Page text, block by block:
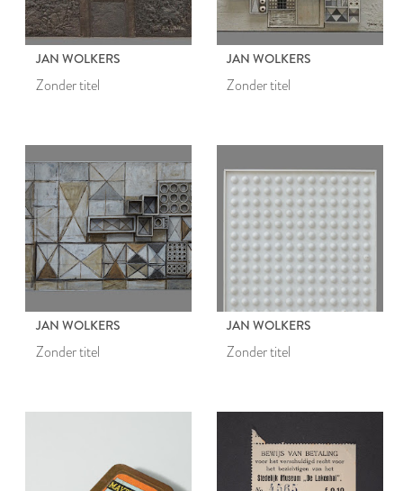
JAN WOLKERS
Zonder titel
JAN WOLKERS
Zonder titel
JAN WOLKERS
Zonder titel
JAN WOLKERS
Zonder titel